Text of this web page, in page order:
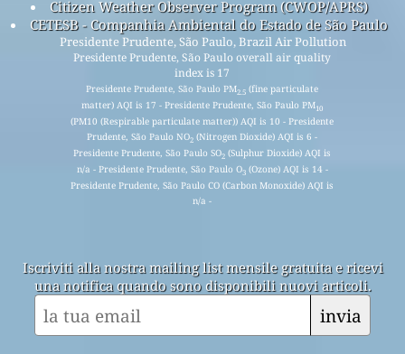
Citizen Weather Observer Program (CWOP/APRS)
CETESB - Companhia Ambiental do Estado de São Paulo
Presidente Prudente, São Paulo, Brazil Air Pollution
Presidente Prudente, São Paulo overall air quality
index is 17
Presidente Prudente, São Paulo PM2.5 (fine particulate
matter) AQI is 17 - Presidente Prudente, São Paulo PM10
(PM10 (Respirable particulate matter)) AQI is 10 - Presidente
Prudente, São Paulo NO2 (Nitrogen Dioxide) AQI is 6 -
Presidente Prudente, São Paulo SO2 (Sulphur Dioxide) AQI is
n/a - Presidente Prudente, São Paulo O3(Ozone) AQI is 14 -
Presidente Prudente, São Paulo CO (Carbon Monoxide) AQI is
n/a -
Iscriviti alla nostra mailing list mensile gratuita e ricevi
una notifica quando sono disponibili nuovi articoli.
invia